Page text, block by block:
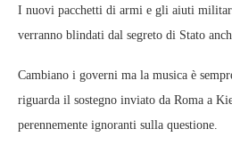
I nuovi pacchetti di armi e gli aiuti
verranno blindati dal segreto di Stato
Cambiano i governi ma la musica è
riguarda il sostegno inviato da Roma a
perennemente ignoranti sulla questione.